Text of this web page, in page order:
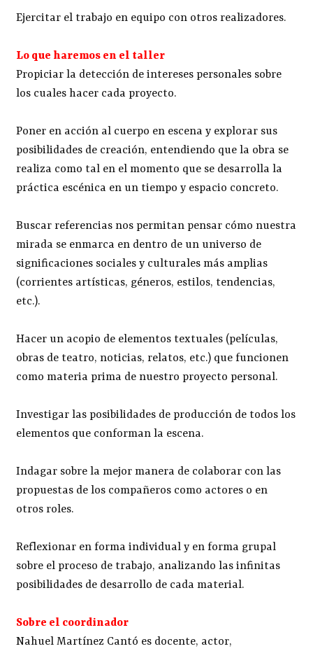
Ejercitar el trabajo en equipo con otros realizadores.
Lo que haremos en el taller
Propiciar la detección de intereses personales sobre
los cuales hacer cada proyecto.
Poner en acción al cuerpo en escena y explorar sus
posibilidades de creación, entendiendo que la obra se
realiza como tal en el momento que se desarrolla la
práctica escénica en un tiempo y espacio concreto.
Buscar referencias nos permitan pensar cómo nuestra
mirada se enmarca en dentro de un universo de
significaciones sociales y culturales más amplias
(corrientes artísticas, géneros, estilos, tendencias,
etc.).
Hacer un acopio de elementos textuales (películas,
obras de teatro, noticias, relatos, etc.) que funcionen
como materia prima de nuestro proyecto personal.
Investigar las posibilidades de producción de todos los
elementos que conforman la escena.
Indagar sobre la mejor manera de colaborar con las
propuestas de los compañeros como actores o en
otros roles.
Reflexionar en forma individual y en forma grupal
sobre el proceso de trabajo, analizando las infinitas
posibilidades de desarrollo de cada material.
Sobre el coordinador
Nahuel Martínez Cantó es docente, actor,